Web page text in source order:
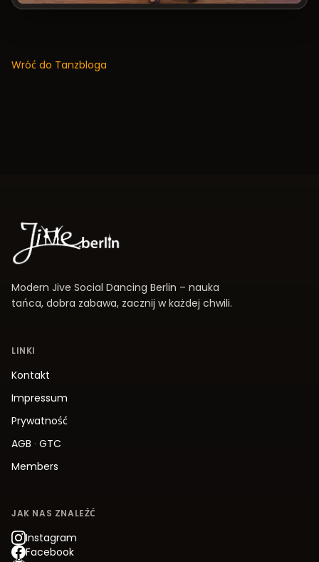
Wróć do Tanzbloga
Modern Jive Social Dancing Berlin – nauka
tańca, dobra zabawa, zacznij w każdej chwili.
LINKI
Kontakt
Impressum
Prywatność
AGB · GTC
Members
JAK NAS ZNALEŹĆ
Instagram
Facebook